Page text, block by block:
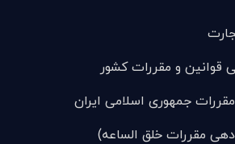
قوانین و مقررات کشور
جمهوری اسلامی ایران